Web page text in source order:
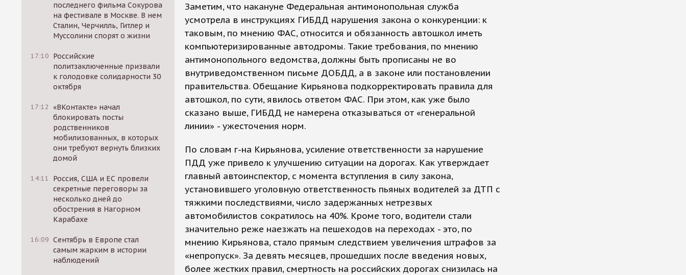
последнего фильма Сокурова
на фестивале в Москве. В нем
Сталин, Черчилль, Гитлер и
Муссолини спорят о жизни
17:10 Российские
политзаключенные призвали
к голодовке солидарности 30
октября
17:12 «ВКонтакте» начал
блокировать посты
родственников
мобилизованных, в которых
они требуют вернуть близких
домой
14:11
Россия, США и ЕС провели
секретные переговоры за
несколько дней до
обострения в Нагорном
Карабахе
16:09 Сентябрь в Европе стал
самым жарким в истории
наблюдений
Заметим, что накануне Федеральная антимонопольная служба
усмотрела в инструкциях ГИБДД нарушения закона о конкуренции: к
таковым, по мнению ФАС, относится и обязанность автошкол иметь
компьютеризированные автодромы. Такие требования, по мнению
антимонопольного ведомства, должны быть прописаны не во
внутриведомственном письме ДОБДД, а в законе или постановлении
правительства. Обещание Кирьянова подкорректировать правила для
автошкол, по сути, явилось ответом ФАС. При этом, как уже было
сказано выше, ГИБДД не намерена отказываться от «генеральной
линии» - ужесточения норм.
По словам г-на Кирьянова, усиление ответственности за нарушение
ПДД уже привело к улучшению ситуации на дорогах. Как утверждает
главный автоинспектор, с момента вступления в силу закона,
установившего уголовную ответственность пьяных водителей за ДТП с
тяжкими последствиями, число задержанных нетрезвых
автомобилистов сократилось на 40%. Кроме того, водители стали
значительно реже наезжать на пешеходов на переходах - это, по
мнению Кирьянова, стало прямым следствием увеличения штрафов за
«непропуск». За девять месяцев, прошедших после введения новых,
более жестких правил, смертность на российских дорогах снизилась на